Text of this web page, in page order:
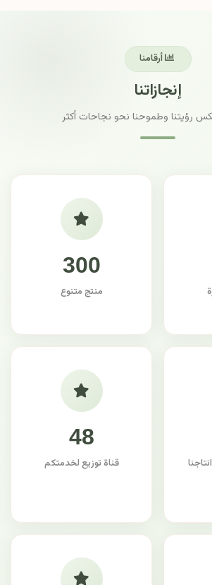
أرقامنا
إنجازاتنا
رؤيتنا وطموحنا نحو نجاحات أكثر
300
منتج متنوع
48
قناة توزيع لخدمتكم